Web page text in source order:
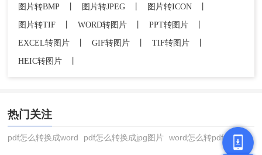
图片转BMP
图片转JPEG 图片转ICON
图片转TIF
WORD转图片 PPT转图片
EXCEL转图片
GIF转图片 TIF转图片
HEIC转图片
热门关注
pdf怎么转换成word pdf怎么转换成jpg图片 word怎么转pdf